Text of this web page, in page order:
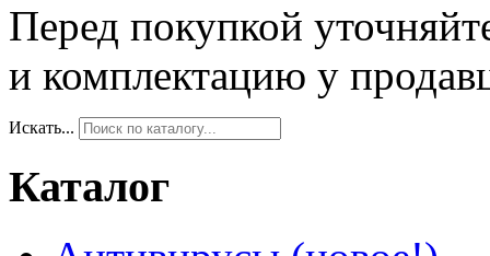
Перед покупкой
и комплектацию у
Искать...
Каталог